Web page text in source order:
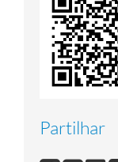
Partilhar